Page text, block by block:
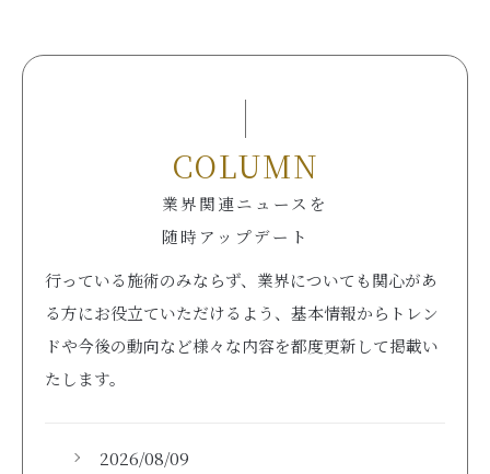
業界関連ニュースを
随時アップデート
COLUMN
行っている施術のみならず、業界についても関心があ
る方にお役立ていただけるよう、基本情報からトレン
ドや今後の動向など様々な内容を都度更新して掲載い
たします。
2026/08/09